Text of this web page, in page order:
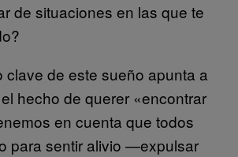
de situaciones en las que te
clave de este sueño apunta a
hecho de querer «encontrar
en cuenta que todos
para sentir alivio —expulsar